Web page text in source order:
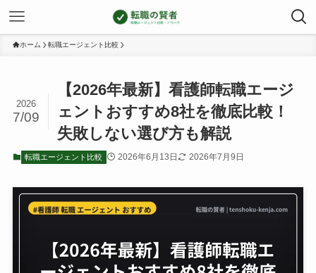
ホーム 転職エージェント比較
【2026年最新】看護師転職エージ
ェントおすすめ8社を徹底比較！
失敗しない選び方も解説
2026
7/09
転職エージェント比較 2026年6月13日 2026年7月9日